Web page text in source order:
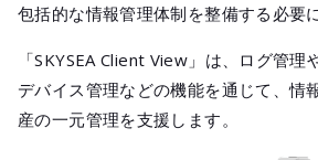
包括的な情報管理体制を整備する必要
「SKYSEA Client View」は、ログ管理
デバイス管理などの機能を通じて、情
産の一元管理を支援します。